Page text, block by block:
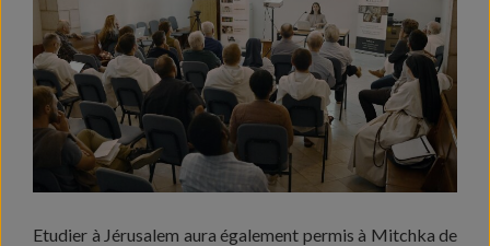
Etudier à Jérusalem aura également permis à Mitchka de